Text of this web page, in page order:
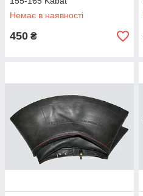
Немає в наявності
450 ₴